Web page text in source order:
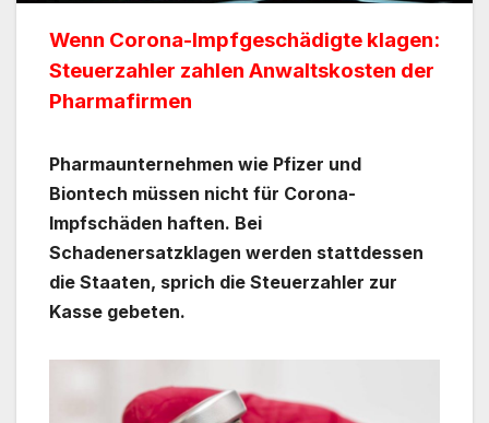
Wenn Corona-Impfgeschädigte klagen:
Steuerzahler zahlen Anwaltskosten der
Pharmafirmen
Pharmaunternehmen wie Pfizer und
Biontech müssen nicht für Corona-
Impfschäden haften. Bei
Schadenersatzklagen werden stattdessen
die Staaten, sprich die Steuerzahler zur
Kasse gebeten.